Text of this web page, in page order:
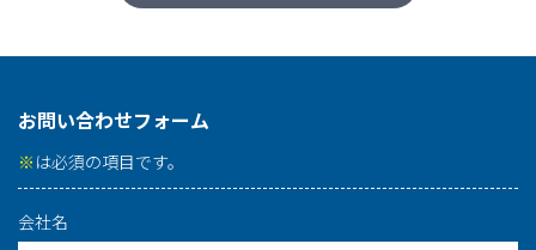
お問い合わせフォーム
※ は必須の項目です。
会社名